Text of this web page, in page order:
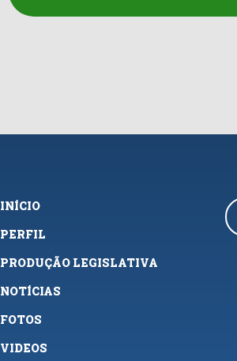
INÍCIO
PERFIL
PRODUÇÃO LEGISLATIVA
NOTÍCIAS
FOTOS
VIDEOS